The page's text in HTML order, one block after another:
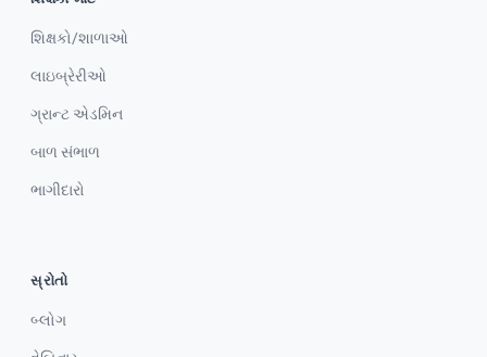
શિક્ષકો/શાળાઓ
લાઇબ્રેરીઓ
ગ્રાન્ટ એડમિન
બાળ સંભાળ
ભાગીદારો
સ્રોતો
બ્લોગ